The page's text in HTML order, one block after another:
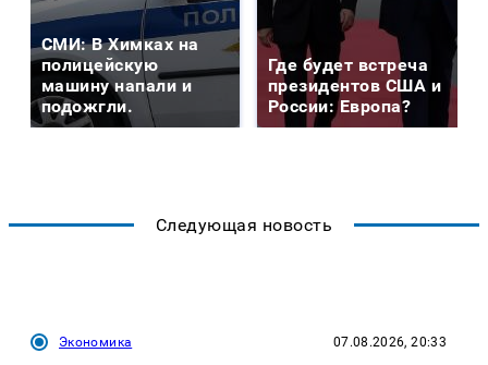
СМИ: В Химках на
полицейскую
машину напали и
подожгли.
Где будет встреча
президентов США и
России: Европа?
Следующая новость
Экономика 07.08.2026, 20:33